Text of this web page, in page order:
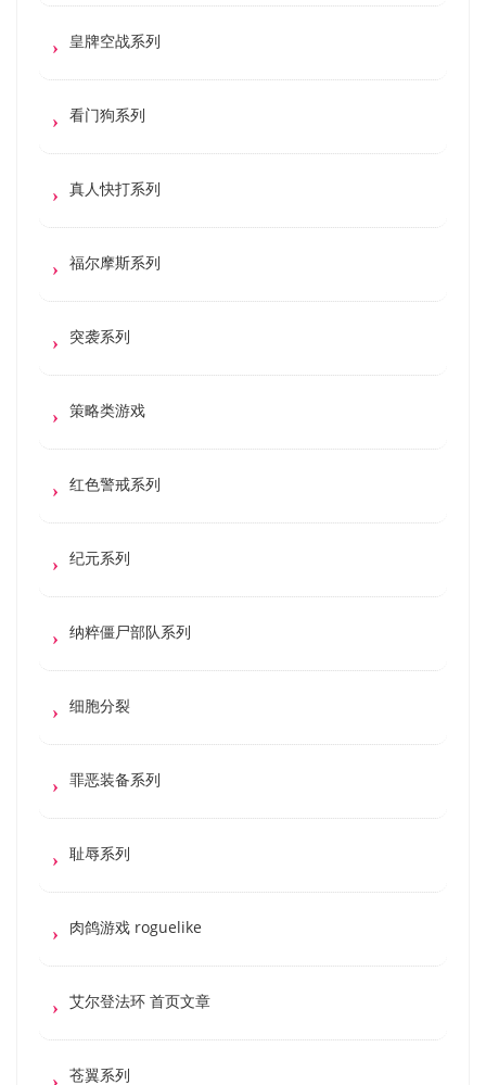
皇牌空战系列
看门狗系列
真人快打系列
福尔摩斯系列
突袭系列
策略类游戏
红色警戒系列
纪元系列
纳粹僵尸部队系列
细胞分裂
罪恶装备系列
耻辱系列
肉鸽游戏 roguelike
艾尔登法环 首页文章
苍翼系列